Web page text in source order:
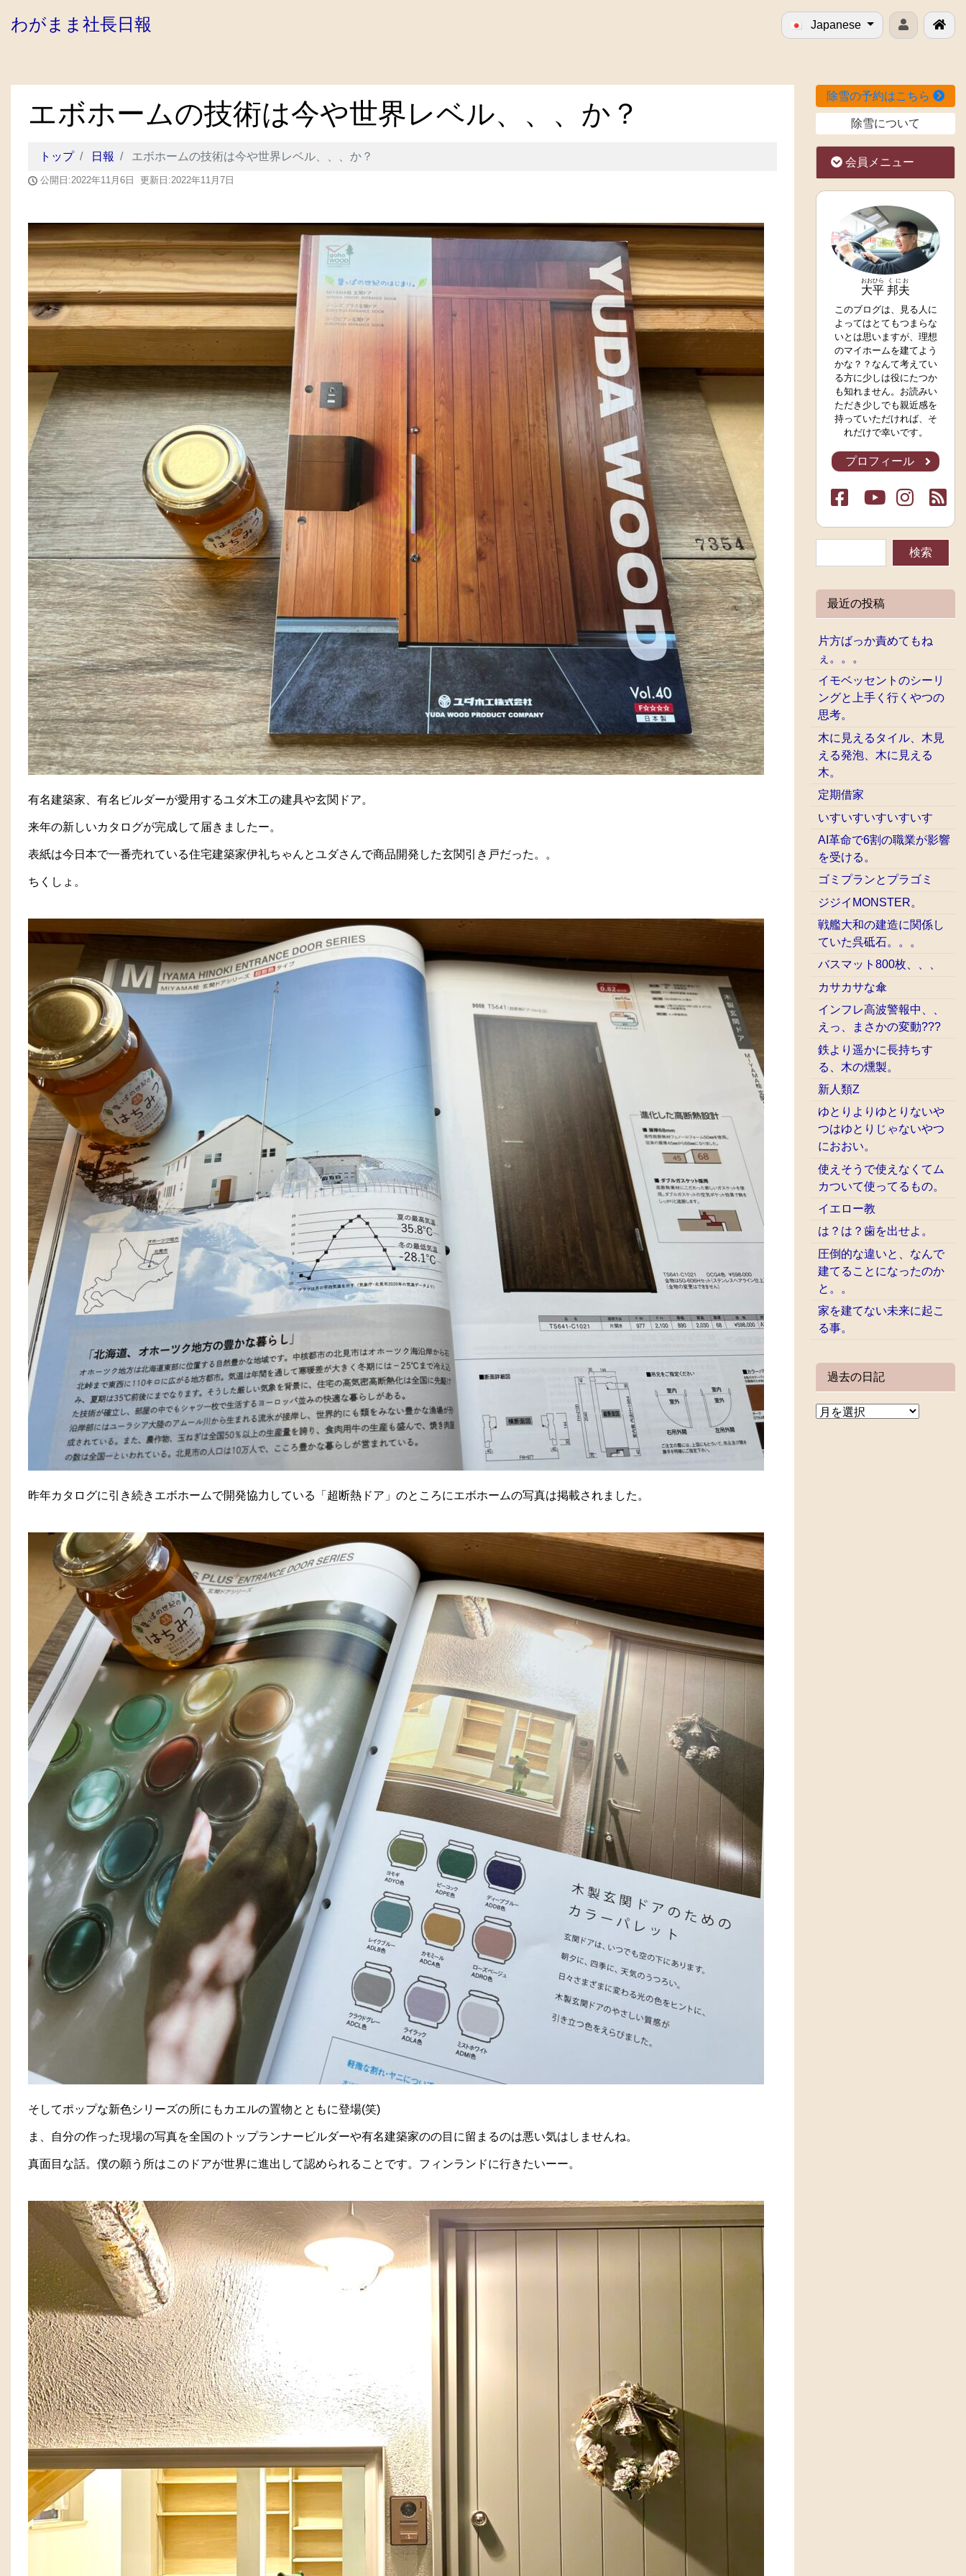
わがまま社長日報 Japanese
エボホームの技術は今や世界レベル、、、か？
トップ 日報 エボホームの技術は今や世界レベル、、、か？
公開日:2022年11月6日 更新日:2022年11月7日
有名建築家、有名ビルダーが愛用するユダ木工の建具や玄関ドア。
来年の新しいカタログが完成して届きましたー。
表紙は今日本で一番売れている住宅建築家伊礼ちゃんとユダさんで商品開発した玄関引き戸だった。。
ちくしょ。
昨年カタログに引き続きエボホームで開発協力している「超断熱ドア」のところにエボホームの写真は掲載されました。
そしてポップな新色シリーズの所にもカエルの置物とともに登場(笑)
ま、自分の作った現場の写真を全国のトップランナービルダーや有名建築家のの目に留まるのは悪い気はしませんね。
真面目な話。僕の願う所はこのドアが世界に進出して認められることです。フィンランドに行きたいーー。
除雪の予約はこちら
除雪について
会員メニュー
大平
おおひら
邦夫
くにお
このブログは、見る人に
よってはとてもつまらな
いとは思いますが、理想
のマイホームを建てよう
かな？？なんて考えてい
る方に少しは役にたつか
も知れません。お読みい
ただき少しでも親近感を
持っていただければ、そ
れだけで幸いです。
最近の投稿
片方ばっか責めてもね
ぇ。。。
イモベッセントのシーリ
ングと上手く行くやつの
思考。
木に見えるタイル、木見
える発泡、木に見える
木。
定期借家
いすいすいすいすいす
AI革命で6割の職業が影響
を受ける。
ゴミプランとプラゴミ
ジジイMONSTER。
戦艦大和の建造に関係し
ていた呉砥石。。。
バスマット800枚、、、
カサカサな傘
インフレ高波警報中、、
えっ、まさかの変動???
鉄より遥かに長持ちす
る、木の燻製。
新人類Z
ゆとりよりゆとりないや
つはゆとりじゃないやつ
におおい。
使えそうで使えなくてム
カついて使ってるもの。
イエロー教
は？は？歯を出せよ。
圧倒的な違いと、なんで
建てることになったのか
と。。
家を建てない未来に起こ
る事。
過去の日記